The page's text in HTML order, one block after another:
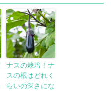
ナスの栽培！ナ
スの根はどれく
らいの深さにな